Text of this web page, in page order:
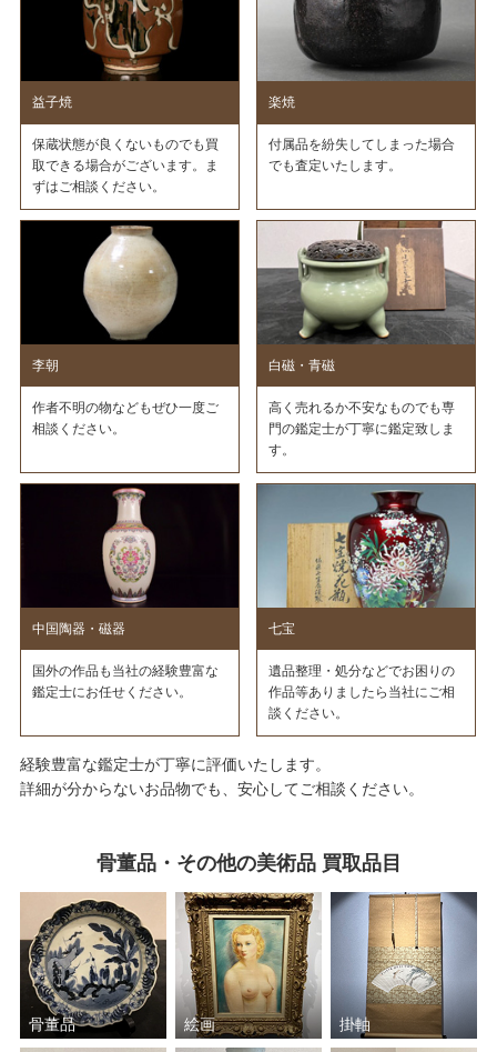
益子焼
保蔵状態が良くないものでも買
取できる場合がございます。ま
ずはご相談ください。
楽焼
付属品を紛失してしまった場合
でも査定いたします。
李朝
作者不明の物などもぜひ一度ご
相談ください。
白磁・青磁
高く売れるか不安なものでも専
門の鑑定士が丁寧に鑑定致しま
す。
中国陶器・磁器
国外の作品も当社の経験豊富な
鑑定士にお任せください。
七宝
遺品整理・処分などでお困りの
作品等ありましたら当社にご相
談ください。
経験豊富な鑑定士が丁寧に評価いたします。
詳細が分からないお品物でも、安心してご相談ください。
骨董品・その他の美術品 買取品目
骨董品 絵画 掛軸